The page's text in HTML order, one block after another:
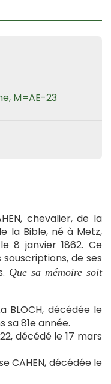
M=AE-23
chevalier, de la
la Bible, né à Metz,
8 janvier 1862. Ce
de ses
Que sa mémoire soit
BLOCH, décédée le
sa 81e année.
décédé le 17 mars
CAHEN, décédée le